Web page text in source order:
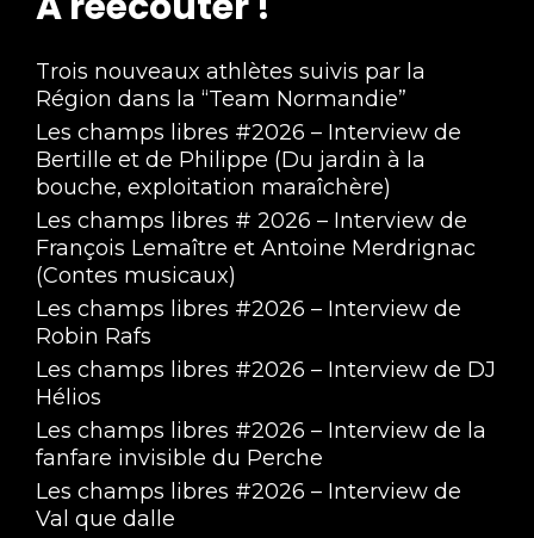
Trois nouveaux athlètes suivis par la
Région dans la “Team Normandie”
Les champs libres #2026 – Interview de
Bertille et de Philippe (Du jardin à la
bouche, exploitation maraîchère)
Les champs libres # 2026 – Interview de
François Lemaître et Antoine Merdrignac
(Contes musicaux)
Les champs libres #2026 – Interview de
Robin Rafs
Les champs libres #2026 – Interview de DJ
Hélios
Les champs libres #2026 – Interview de la
fanfare invisible du Perche
Les champs libres #2026 – Interview de
Val que dalle